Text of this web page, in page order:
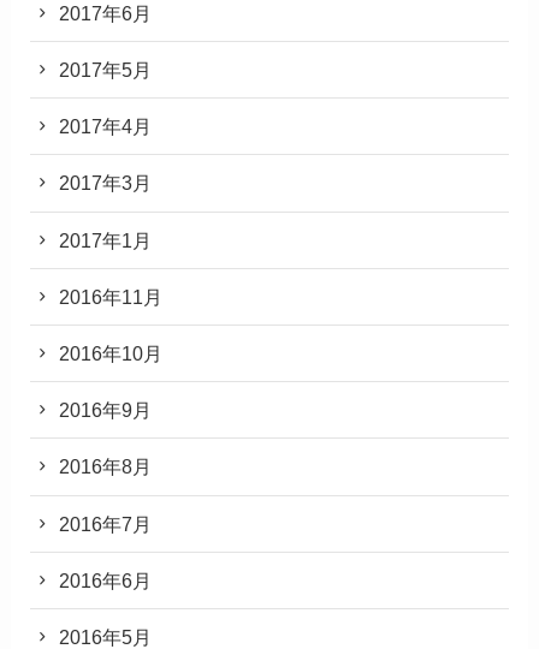
2017年6月
2017年5月
2017年4月
2017年3月
2017年1月
2016年11月
2016年10月
2016年9月
2016年8月
2016年7月
2016年6月
2016年5月